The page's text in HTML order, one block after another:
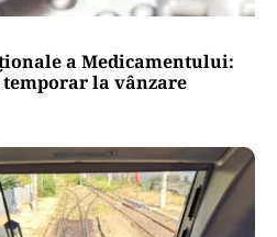
a Medicamentului:
temporar la vânzare